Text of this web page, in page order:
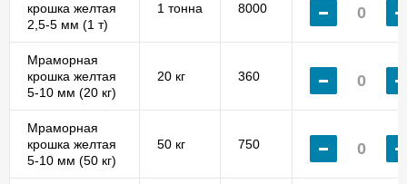
крошка желтая
2,5-5 мм (1 т)
1 тонна 8000
Мраморная
крошка желтая
5-10 мм (20 кг)
20 кг 360
Мраморная
крошка желтая
5-10 мм (50 кг)
50 кг 750